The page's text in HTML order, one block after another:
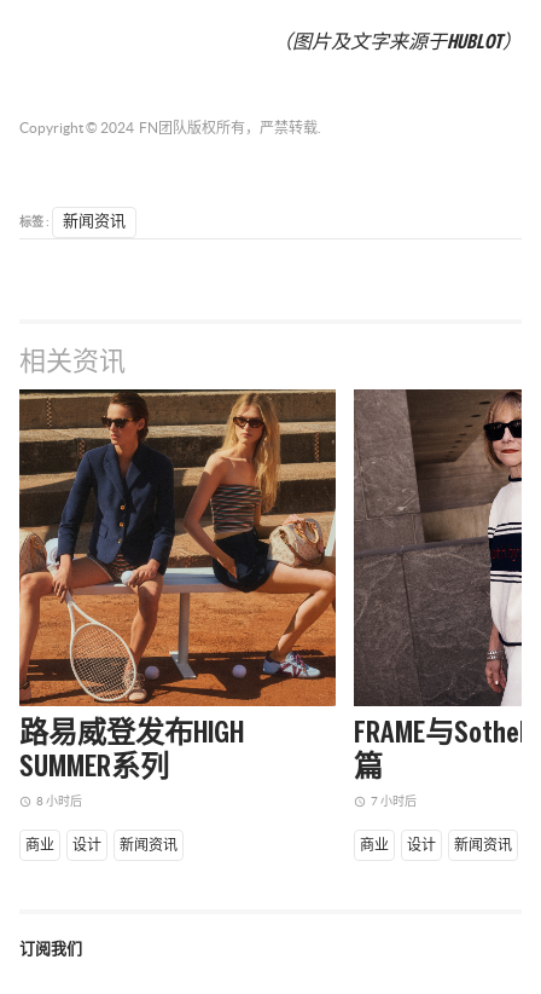
（图片及文字来源于HUBLOT）
Copyright © 2024 FN团队 版权所有，严禁转载.
标签 : 新闻资讯
相关资讯
路易威登发布HIGH
SUMMER系列
access_time 8 小时后
商业 设计 新闻资讯
FRAME与
篇
access_time 7 小时后
商业 设计 新闻资讯
订阅我们